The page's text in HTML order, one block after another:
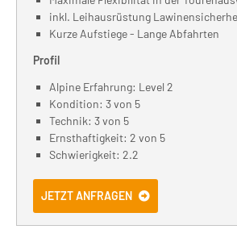
inkl. Leihausrüstung
Kurze Aufstiege - Lange Abfahrten
Profil
Alpine Erfahrung: Level 2
Kondition: 3 von 5
Technik: 3 von 5
Ernsthaftigkeit: 2 von 5
Schwierigkeit: 2.2
JETZT ANFRAGEN